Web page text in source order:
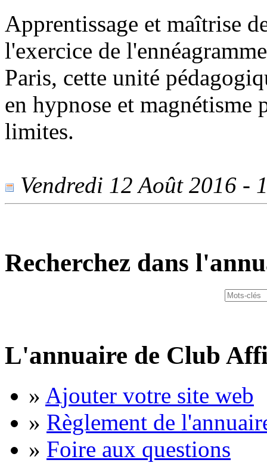
Apprentissage et maîtrise
l'exercice de
Paris, cette unité
en hypnose et magnétisme
limites.
Vendredi 12 Août 2016 -
Recherchez dans
L'annuaire de Club
» Ajouter votre site web
» Règlement de
» Foire aux questions